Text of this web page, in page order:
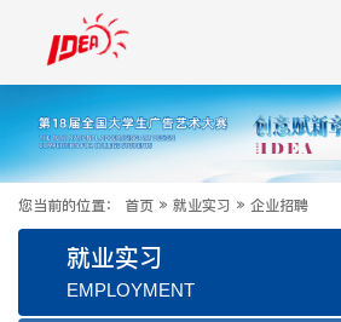
您当前的位置： 首页 » 就业实习 » 企业招聘
就业实习
EMPLOYMENT